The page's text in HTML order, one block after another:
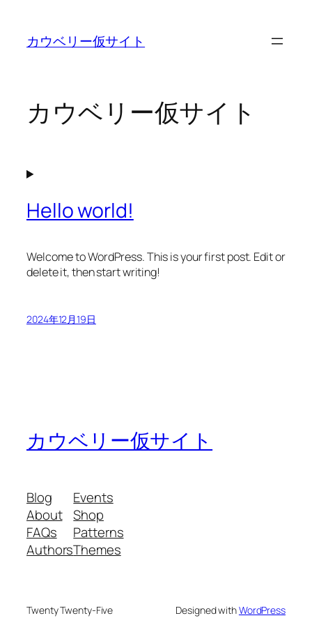
カウベリー仮サイト
カウベリー仮サイト
Hello world!
Welcome to WordPress. This is your first post. Edit or
delete it, then start writing!
2024年12月19日
カウベリー仮サイト
Blog
About
FAQs
Authors
Events
Shop
Patterns
Themes
Twenty Twenty-Five Designed withWordPress